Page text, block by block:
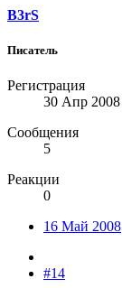
B3rS
Писатель
Регистрация
30 Апр 2008
Сообщения
5
Реакции
0
16 Май 2008
#14